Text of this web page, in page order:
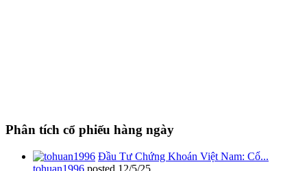
Phân tích cổ phiếu hàng ngày
Đầu Tư Chứng Khoán Việt Nam: Cổ...